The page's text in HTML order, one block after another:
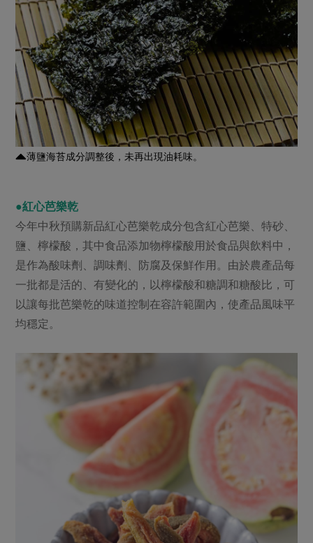
薄鹽海苔成分調整後，未再出現油耗味。
●紅心芭樂乾
今年中秋預購新品紅心芭樂乾成分包含紅心芭樂、特砂、
鹽、檸檬酸，其中食品添加物檸檬酸用於食品與飲料中，
是作為酸味劑、調味劑、防腐及保鮮作用。由於農產品每
一批都是活的、有變化的，以檸檬酸和糖調和糖酸比，可
以讓每批芭樂乾的味道控制在容許範圍內，使產品風味平
均穩定。